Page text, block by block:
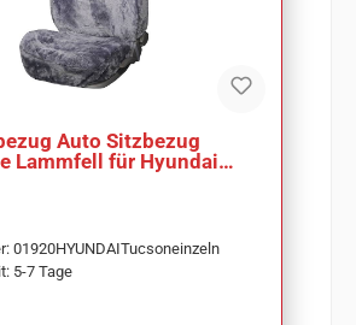
Auto Sitzbezug
Lammfell für Hyundai
01920HYUNDAITucsoneinzeln
5-7 Tage